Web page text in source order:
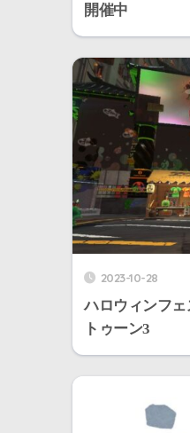
開催中
2023-10-28
ハロウィンフェ
トゥーン3